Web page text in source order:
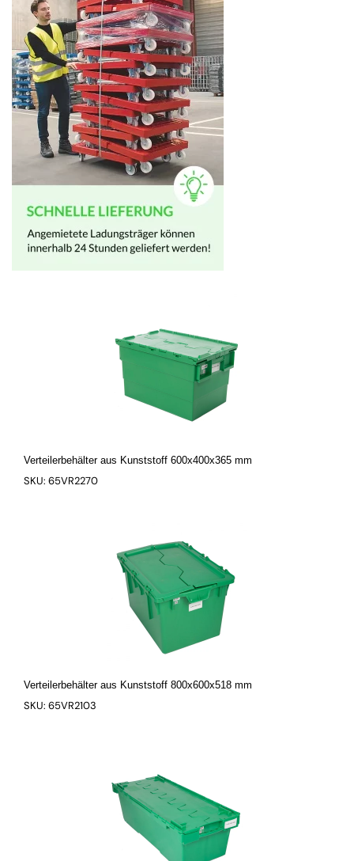
Verteilerbehälter aus Kunststoff 600x400x365 mm
SKU: 65VR2270
Verteilerbehälter aus Kunststoff 800x600x518 mm
SKU: 65VR2103